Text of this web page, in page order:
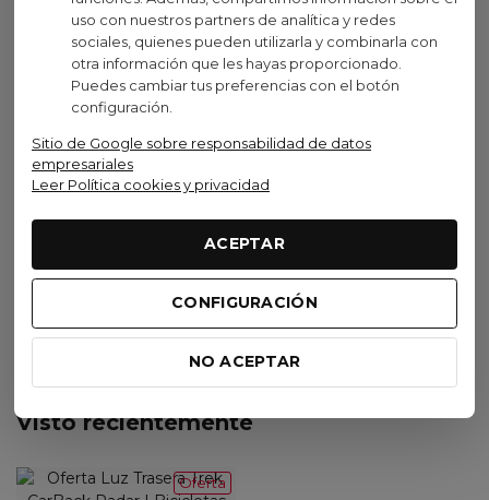
uso con nuestros partners de analítica y redes
sociales, quienes pueden utilizarla y combinarla con
otra información que les hayas proporcionado.
Puedes cambiar tus preferencias con el botón
configuración.
Sitio de Google sobre responsabilidad de datos
empresariales
Leer Política cookies y privacidad
ACEPTAR
CONFIGURACIÓN
NO ACEPTAR
(525)
Añadir al carrito
94,95 € (IVA inc.)
129,95 € -26,93%
Añadir al carrito
Visto recientemente
Oferta